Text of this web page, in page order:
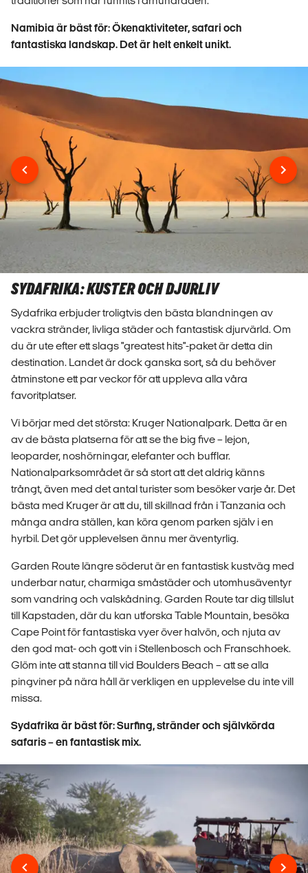
Namibia är bäst för: Ökenaktiviteter, safari och
fantastiska landskap. Det är helt enkelt unikt.
SYDAFRIKA: KUSTER OCH DJURLIV
Sydafrika erbjuder troligtvis den bästa blandningen av
vackra stränder, livliga städer och fantastisk djurvärld. Om
du är ute efter ett slags "greatest hits"-paket är detta din
destination. Landet är dock ganska sort, så du behöver
åtminstone ett par veckor för att uppleva alla våra
favoritplatser.
Vi börjar med det största: Kruger Nationalpark. Detta är en
av de bästa platserna för att se the big five – lejon,
leoparder, noshörningar, elefanter och bufflar.
Nationalparksområdet är så stort att det aldrig känns
trångt, även med det antal turister som besöker varje år. Det
bästa med Kruger är att du, till skillnad från i Tanzania och
många andra ställen, kan köra genom parken själv i en
hyrbil. Det gör upplevelsen ännu mer äventyrlig.
Garden Route längre söderut är en fantastisk kustväg med
underbar natur, charmiga småstäder och utomhusäventyr
som vandring och valskådning. Garden Route tar dig tillslut
till Kapstaden, där du kan utforska Table Mountain, besöka
Cape Point för fantastiska vyer över halvön, och njuta av
den god mat- och gott vin i Stellenbosch och Franschhoek.
Glöm inte att stanna till vid Boulders Beach – att se alla
pingviner på nära håll är verkligen en upplevelse du inte vill
missa.
Sydafrika är bäst för: Surfing, stränder och självkörda
safaris – en fantastisk mix.